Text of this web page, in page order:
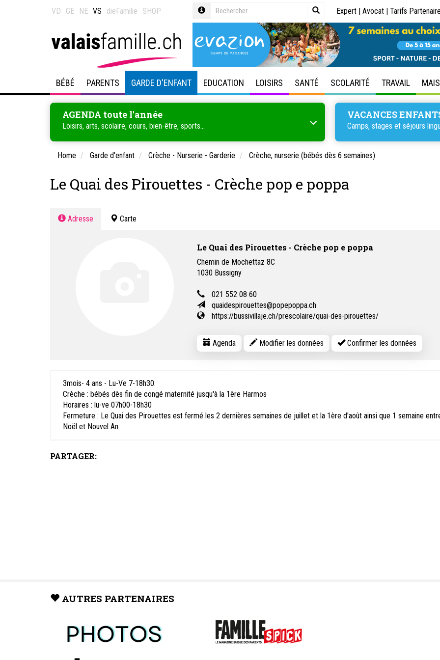
VD GE NE VS dieFamilie SHOP Expert | Avocat | Tarifs
BÉBÉ PARENTS GARDE D'ENFANT EDUCATION LOISIRS SANTÉ SCOLARITÉ TRAVAIL
AGENDA toute l'année
Loisirs, arts, scolaire, cours, bien-être, sports...
VACANCES
Camps, stages et séjours
Home Garde d'enfant Crèche - Nurserie - Garderie Crèche, nurserie (bébés dès 6 semaines)
Le Quai des Pirouettes - Crèche pop e poppa
Adresse Carte
Le Quai des Pirouettes - Crèche pop e poppa
Chemin de Mochettaz 8C
1030 Bussigny
021 552 08 60
quaidespirouettes@popepoppa.ch
https://bussivillaje.ch/prescolaire/quai-des-pirouettes/
Agenda Modifier les données Confirmer les données
3mois- 4 ans - Lu-Ve 7-18h30.
Crèche : bébés dès fin de congé maternité jusqu'à la 1ère Harmos
Horaires : lu-ve 07h00-18h30
Fermeture : Le Quai des Pirouettes est fermé les 2 dernières semaines de juillet et la 1ère d'août ainsi que 1 semaine
Noël et Nouvel An
PARTAGER:
AUTRES PARTENAIRES